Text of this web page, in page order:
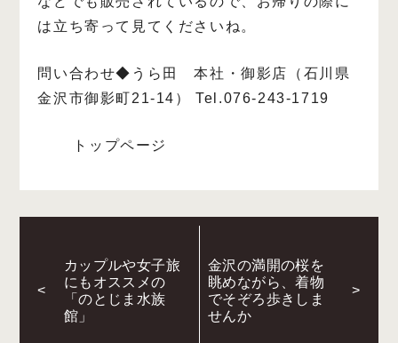
は立ち寄って見てくださいね。
問い合わせ◆うら田 本社・御影店（石川県
金沢市御影町21-14）
Tel.076-243-1719
トップページ
<
カップルや女子旅
にもオススメの
「のとじま水族
館」
金沢の満開の桜を
眺めながら、着物
でそぞろ歩きしま
せんか
>